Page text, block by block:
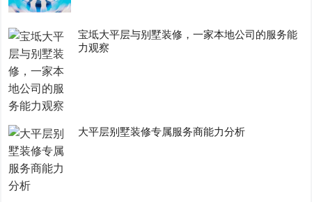
宝坻大平层与别墅装修，一家本地公司的服务能
力观察
大平层别墅装修专属服务商能力分析